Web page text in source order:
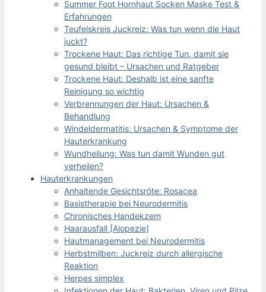
Summer Foot Hornhaut Socken Maske Test &
Erfahrungen
Teufelskreis Juckreiz: Was tun wenn die Haut
juckt?
Trockene Haut: Das richtige Tun, damit sie
gesund bleibt – Ursachen und Ratgeber
Trockene Haut: Deshalb ist eine sanfte
Reinigung so wichtig
Verbrennungen der Haut: Ursachen &
Behandlung
Windeldermatitis: Ursachen & Symptome der
Hauterkrankung
Wundheilung: Was tun damit Wunden gut
verheilen?
Hauterkrankungen
Anhaltende Gesichtsröte: Rosacea
Basistherapie bei Neurodermitis
Chronisches Handekzem
Haarausfall [Alopezie]
Hautmanagement bei Neurodermitis
Herbstmilben: Juckreiz durch allergische
Reaktion
Herpes simplex